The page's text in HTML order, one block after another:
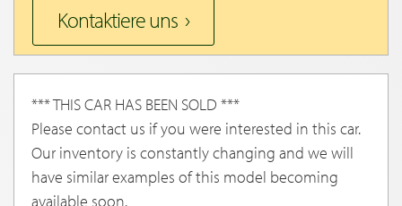
Kontaktiere uns
*** THIS CAR HAS BEEN SOLD ***
Please contact us if you were interested in this car.
Our inventory is constantly changing and we will
have similar examples of this model becoming
available soon.